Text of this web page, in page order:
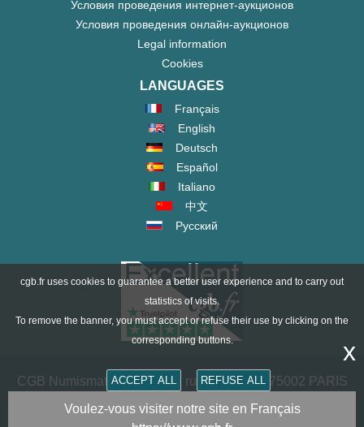
Условия проведения интернет-аукционов
Условия проведения онлайн-аукционов
Legal information
Cookies
LANGUAGES
Français
English
Deutsch
Español
Italiano
中文
Русский
CGB Numismatics Paris - 36 rue Vivienne - 75002 PARIS
FRANCE -contact@cgb.fr
cgb.fr uses cookies to guarantee a better user experience and to carry out
statistics of visits.
To remove the banner, you must accept or refuse their use by clicking on the
corresponding buttons.
ACCEPT ALL REFUSE ALL
x
Voulez-vous visiter notre site en Français